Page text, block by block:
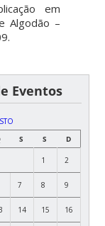
em
Algodão –
Eventos
S S D
1 2
7 8 9
14 15 16